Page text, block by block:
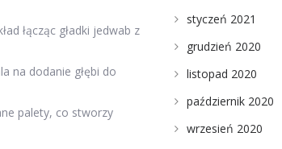
łącząc gładki jedwab z
na dodanie głębi do
palety, co stworzy
styczeń 2021
grudzień 2020
listopad 2020
październik 2020
wrzesień 2020